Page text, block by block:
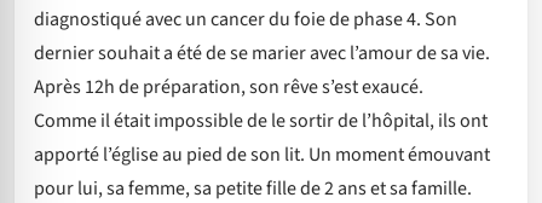
diagnostiqué avec un cancer du foie de phase 4. Son
dernier souhait a été de se marier avec l’amour de sa vie.
Après 12h de préparation, son rêve s’est exaucé.
Comme il était impossible de le sortir de l’hôpital, ils ont
apporté l’église au pied de son lit. Un moment émouvant
pour lui, sa femme, sa petite fille de 2 ans et sa famille.